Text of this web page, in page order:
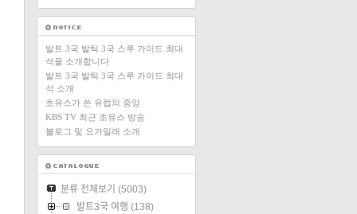
발트 3국 발틱 3국 스루 가이드 최대
석을 소개합니다
발트 3국 발틱 3국 스루 가이드 최대
석 소개
초유스가 쓴 유럽의 중앙
KBS TV 최근 초유스 방송
블로그 및 요가일래 소개
분류 전체보기 (5003)
발트3국 여행 (138)